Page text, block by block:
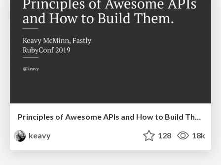
Principles of Awesome APIs and How to Build Them.
keavy
128 18k